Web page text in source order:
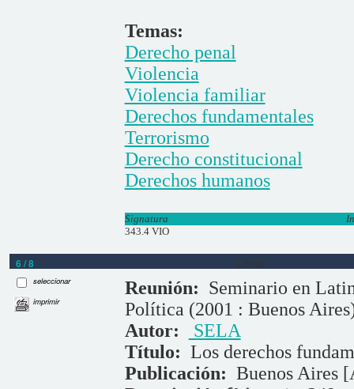
Temas:
Derecho penal
Violencia
Violencia familiar
Derechos fundamentales
Terrorismo
Derecho constitucional
Derechos humanos
Signatura
343.4 VIO
6 / 8 Libros
seleccionar
imprimir
Reunión: Seminario en
Política (2001 : Buenos
Autor:
SELA
Título: Los derechos
Publicación: Buenos Aires